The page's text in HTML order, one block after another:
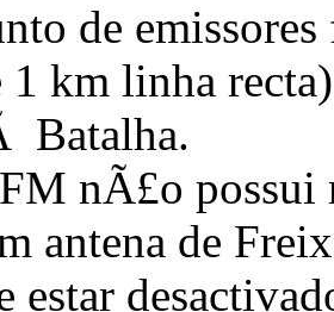
de
1 km linha
Batalha.
nÃ£o possui
antena de
estar